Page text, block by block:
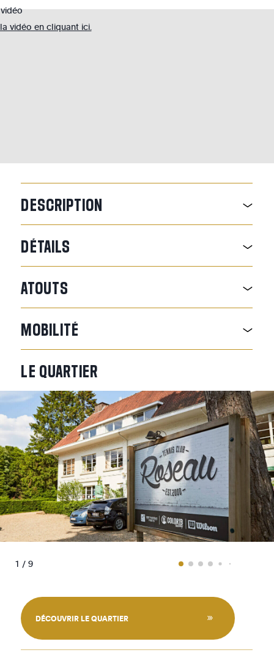
vidéo en cliquant ici.
DESCRIPTION
DÉTAILS
ATOUTS
MOBILITÉ
LE QUARTIER
1 / 9
DÉCOUVRIR LE QUARTIER